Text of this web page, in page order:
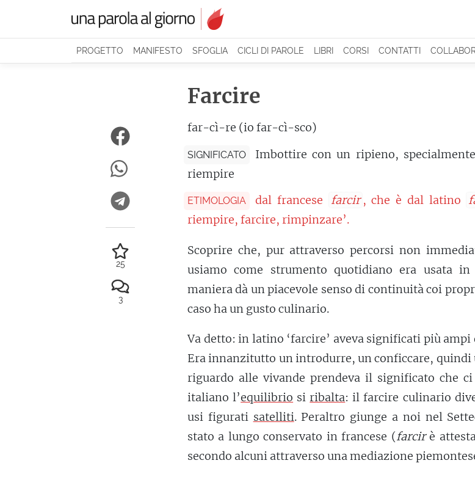
PROGETTO MANIFESTO SFOGLIA CICLI DI PAROLE LIBRI CORSI CONTATTI
Farcire
far-cì-re (io far-cì-sco)
SIGNIFICATO
Imbottire con un ripieno,
riempire
ETIMOLOGIA dal francese farcir , che è dal latino
riempire, farcire, rimpinzare’.
Scoprire che, pur attraverso percorsi non
usiamo come strumento quotidiano era usata
maniera dà un piacevole senso di continuità coi
caso ha un gusto culinario.
Va detto: in latino ‘farcire’ aveva significati più
Era innanzitutto un introdurre, un conficcare, quindi
riguardo alle vivande prendeva il significato che
italiano l’equilibrio siribalta: il farcire culinario
usi figurati satelliti. Peraltro giunge a noi nel
stato a lungo conservato in francese (farcirè
secondo alcuni attraverso una mediazione
25
3